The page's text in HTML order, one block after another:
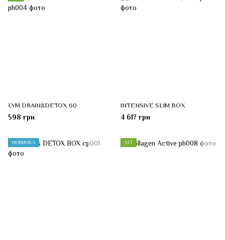
LYM DRAIN&DETOX 60
598 грн
INTENSIVE SLIM BOX
4 617 грн
НОВИНКА ХІТ